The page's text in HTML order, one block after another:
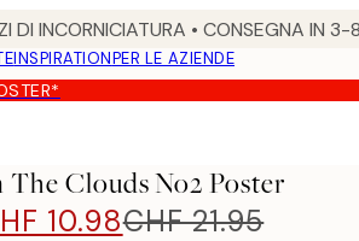
DI INCORNICIATURA • CONSEGNA IN
INSPIRATIONPER LE AZIENDE
The Clouds No2 Poster
10.98CHF 21.95